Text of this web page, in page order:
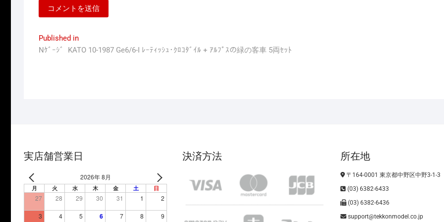
投
稿
ョ
Published in
Nｹﾞｰｼﾞ KATO 10-1987 Ge6/6-I ﾚｰﾃｨｯｼｭ･ｸﾛｺﾀﾞｲﾙ + ｱﾙﾌﾟｽの緑の客車 5両ｾｯﾄ
実店舗営業日
2026年 8月
月 火 水 木 金 土 日
27 28 29 30 31 1 2
3 4 5 6 7 8 9
決済方法 所在地
〒164-0001 東京都中野区中野3-1-3
(03) 6382-6433
(03) 6382-6436
support@tekkonmodel.co.jp